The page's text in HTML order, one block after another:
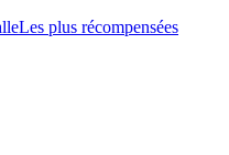
Les plus récompensées